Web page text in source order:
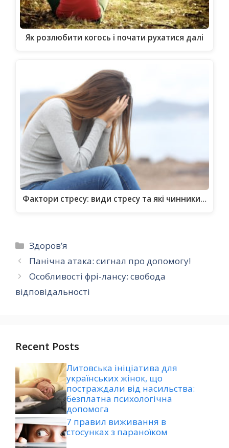
Як розлюбити когось і почати рухатися далі
Фактори стресу: види стресу та які чинники…
Категорії
Здоров’я
Панічна атака: сигнал про допомогу!
Особливості фрі-лансу: свобода
відповідальності
Recent Posts
Литовська ініціатива для
українських жінок, що
постраждали від насильства:
безплатна психологічна
допомога
7 правил виживання в
стосунках з параноїком